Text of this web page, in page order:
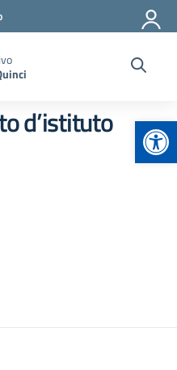
d’istituto